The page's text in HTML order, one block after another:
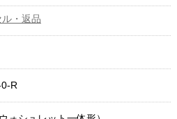
・返品
R